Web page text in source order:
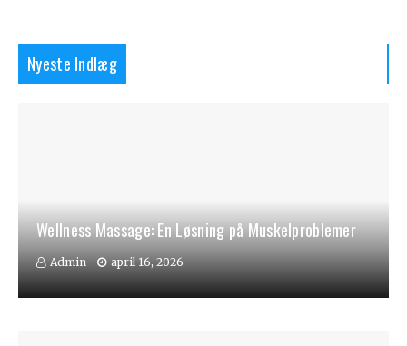
Nyeste Indlæg
Wellness Massage: En Løsning på Muskelproblemer
Admin april 16, 2026